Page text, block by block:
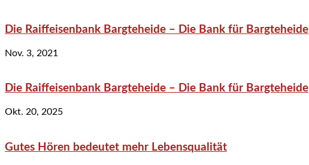
Die Raiffeisenbank Bargteheide – Die Bank für Bargteheide
Nov. 3, 2021
Die Raiffeisenbank Bargteheide – Die Bank für Bargteheide
Okt. 20, 2025
Gutes Hören bedeutet mehr Lebensqualität